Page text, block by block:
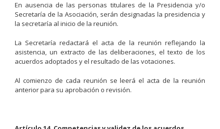
En ausencia de las personas titulares de la Presidencia y/o
Secretaría de la Asociación, serán designadas la presidencia y
la secretaría al inicio de la reunión.
La Secretaría redactará el acta de la reunión reflejando la
asistencia, un extracto de las deliberaciones, el texto de los
acuerdos adoptados y el resultado de las votaciones.
Al comienzo de cada reunión se leerá el acta de la reunión
anterior para su aprobación o revisión.